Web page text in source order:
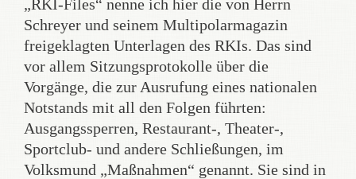
„RKI-Files“ nenne ich hier die von Herrn
Schreyer und seinem Multipolarmagazin
freigeklagten Unterlagen des RKIs. Das sind
vor allem Sitzungsprotokolle über die
Vorgänge, die zur Ausrufung eines nationalen
Notstands mit all den Folgen führten:
Ausgangssperren, Restaurant-, Theater-,
Sportclub- und andere Schließungen, im
Volksmund „Maßnahmen“ genannt. Sie sind in